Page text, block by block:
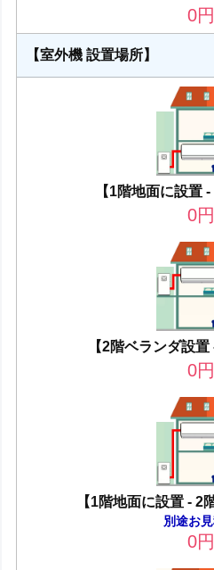
0円
【室外機 設置場所】
【1階地面に設置
0円
【2階ベランダ設置
0円
【1階地面に設置 - 2
別途お
0円